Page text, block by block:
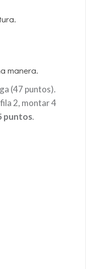
manera.
(47 puntos).
2, montar 4
puntos.